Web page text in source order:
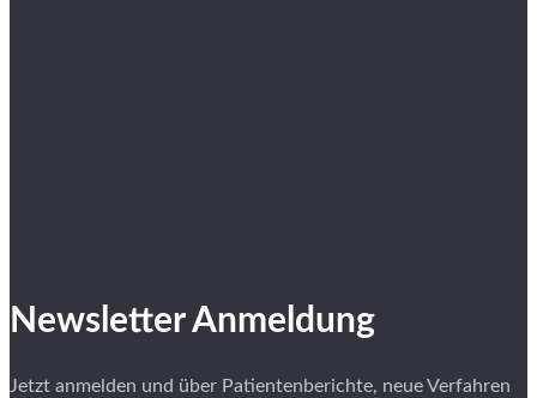
Newsletter Anmeldung
Jetzt anmelden und über Patientenberichte, neue Verfahren